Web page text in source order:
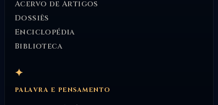
Acervo de Artigos
Dossiês
Enciclopédia
Biblioteca
✦
PALAVRA E PENSAMENTO